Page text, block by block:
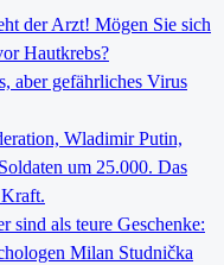
der Arzt! Mögen Sie sich
Hautkrebs?
aber gefährliches Virus
Wladimir Putin,
um 25.000. Das
sind als teure Geschenke:
Milan Studnička